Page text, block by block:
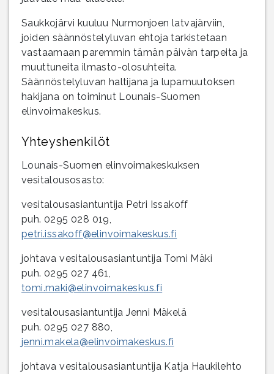
Saukkojärvi kuuluu Nurmonjoen latvajärviin,
joiden säännöstelyluvan ehtoja tarkistetaan
vastaamaan paremmin tämän päivän tarpeita ja
muuttuneita ilmasto-olosuhteita.
Säännöstelyluvan haltijana ja lupamuutoksen
hakijana on toiminut Lounais-Suomen
elinvoimakeskus.
Yhteyshenkilöt
Lounais-Suomen elinvoimakeskuksen
vesitalousosasto:
vesitalousasiantuntija Petri Issakoff
puh. 0295 028 019,
petri.issakoff@elinvoimakeskus.fi
johtava vesitalousasiantuntija Tomi Mäki
puh. 0295 027 461,
tomi.maki@elinvoimakeskus.fi
vesitalousasiantuntija Jenni Mäkelä
puh. 0295 027 880,
jenni.makela@elinvoimakeskus.fi
johtava vesitalousasiantuntija Katja Haukilehto